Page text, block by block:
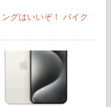
グはいいぞ！ バイク